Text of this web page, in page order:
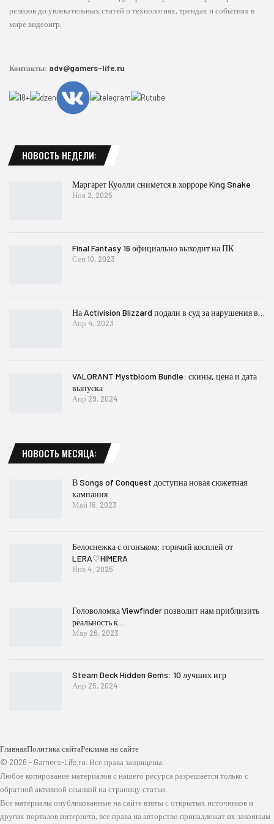
релизов до увлекательных статей о технологиях, трендах и событиях в
мире видеоигр.
Контакты: adv@gamers-life.ru
НОВОСТЬ НЕДЕЛИ:
Маргарет Куолли снимется в хорроре King Snake
Ноя 2, 2025
Final Fantasy 16 официально выходит на ПК
Сен 10, 2023
На Activision Blizzard подали в суд за нарушения в…
Апр 4, 2023
VALORANT Mystbloom Bundle: скины, цена и дата
выпуска
Апр 29, 2024
НОВОСТЬ МЕСЯЦА:
В Songs of Conquest доступна новая сюжетная
кампания
Май 16, 2023
Белоснежка с огоньком: горячий косплей от
LERA♡HIMERA
Янв 4, 2025
Головоломка Viewfinder позволит нам приблизить
реальность к…
Мар 26, 2023
Steam Deck Hidden Gems: 10 лучших игр
Апр 25, 2024
ГлавнаяПолитика сайтаРеклама на сайте
© 2026 - Gamers-Life.ru. Все права защищены.
Любое копирование материалов с нашего ресурса разрешается только с
обратной активной ссылкой на страницу статьи.
Все материалы опубликованные на сайте взяты с открытых источников и
других порталов интернета, все права на авторство принадлежат их законным